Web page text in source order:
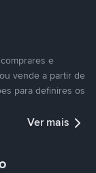
e
vende a partir de
para definires os
Ver mais